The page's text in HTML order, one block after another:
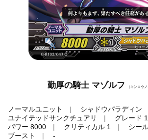
勤厚の騎士 マゾルフ （キンコウ
ノーマルユニット シャドウパラディン
ユナイテッドサンクチュアリ
グレード 1
パワー 8000
クリティカル 1
シー
ブースト
-